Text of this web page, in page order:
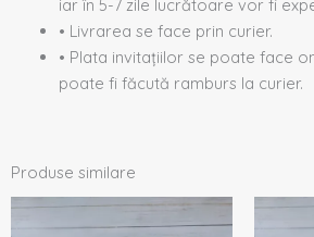
iar în 5-7 zile lucrătoare vor fi
• Livrarea se face prin curier.
• Plata invitațiilor se poate face
poate fi făcută ramburs la curier.
Produse similare